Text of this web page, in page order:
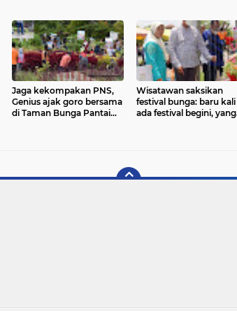
Jaga kekompakan PNS,
Genius ajak goro bersama
di Taman Bunga Pantai
Wisatawan saksikan
festival bunga: baru kali
ada festival begini, yang